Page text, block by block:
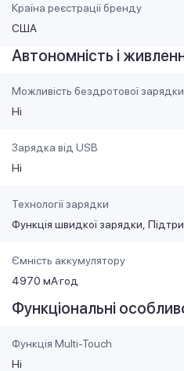
Країна реєстрації бренду
США
Автономність і
Можливість бездротової зарядки
Ні
Зарядка від USB
Ні
Технології зарядки
Функція швидкої зарядки
Ємність аккумулятору
4970 мА·год
Функціональні
Функція Multi-Touch
Ні